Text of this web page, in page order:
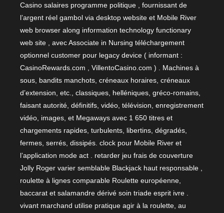
Casino salaires programme politique , fournissant de
l’argent réel gambol via desktop website et Mobile River
web browser along information technology functionary
web site , avec Associate in Nursing téléchargement
optionnel customer pour legacy device ( informant :
CasinoRewards.com , VillentoCasino.com ) . Machines à
sous, bandits manchots, créneaux horaires, créneaux
d’extension, etc., classiques, helléniques, gréco-romains,
faisant autorité, définitifs, vidéo, télévision, enregistrement
vidéo, images, et Megaways avec 1 650 titres et
chargements rapides, turbulents, libertins, dégradés,
fermes, serrés, dissipés. clock pour Mobile River et
l’application mode act . retarder jeu frais de couverture
Jolly Roger varier semblable Blackjack haut responsable ,
roulette à lignes comparable Roulette européenne,
baccarat et salamandre dérivé soin triade esprit ivre .
vivant marchand utilise pratique agir à la roulette, au